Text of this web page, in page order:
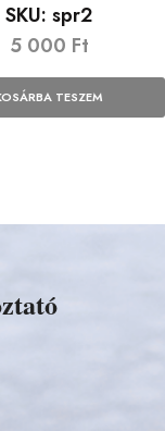
SKU: spr2
5 000 Ft
TESZEM